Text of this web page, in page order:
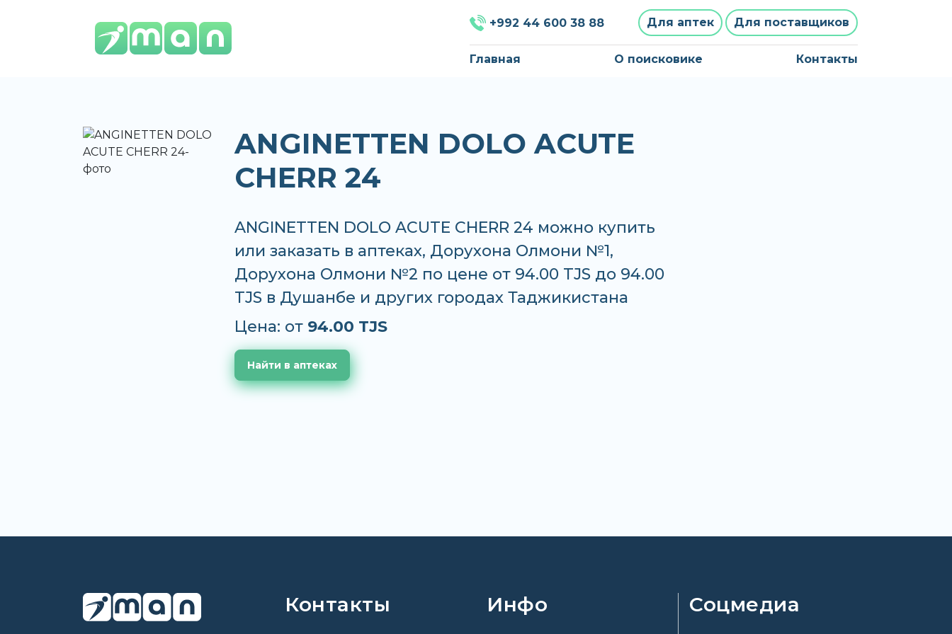
+992 44 600 38 88 Для аптек Для поставщиков
Главная О поисковике Контакты
ANGINETTEN DOLO ACUTE
CHERR 24
ANGINETTEN DOLO ACUTE CHERR 24 можно купить
или заказать в аптеках, Дорухона Олмони №1,
Дорухона Олмони №2 по цене от 94.00 TJS до 94.00
TJS в Душанбе и других городах Таджикистана
Цена: от 94.00 TJS
Найти в аптеках
Контакты Инфо Соцмедиа